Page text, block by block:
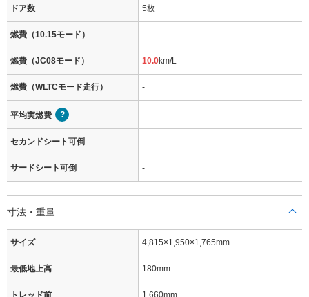
ドア数 5枚
燃費（10.15モード） -
燃費（JC08モード） 10.0km/L
燃費（WLTCモード走行） -
平均実燃費 -
セカンドシート可倒 -
サードシート可倒 -
寸法・重量
サイズ 4,815×1,950×1,765mm
最低地上高 180mm
トレッド前 1,660mm